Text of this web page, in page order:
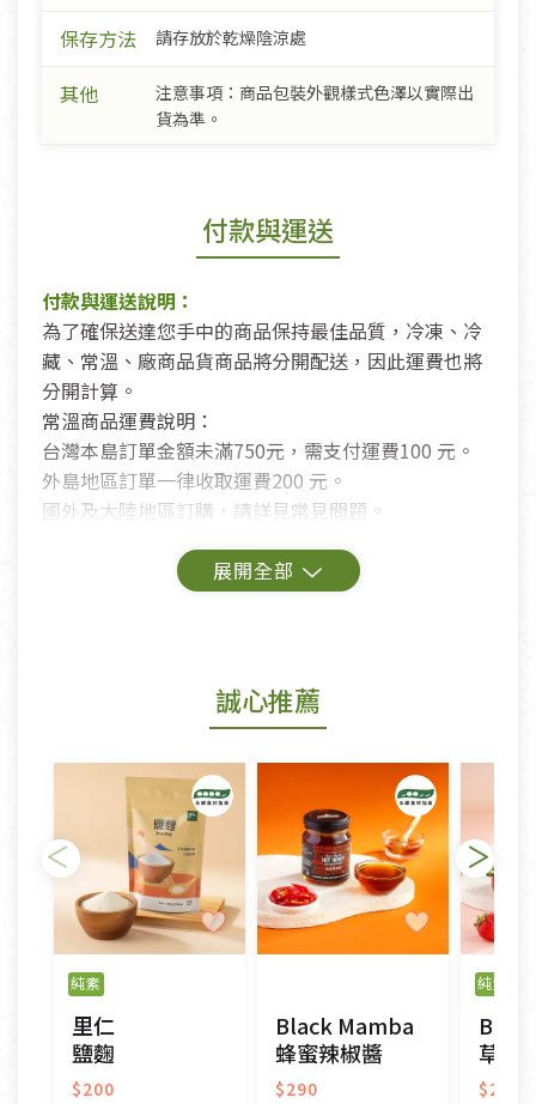
保存方法 請存放於乾燥陰涼處
其他
注意事項：商品包裝外觀樣式色澤以實際出
貨為準。
付款與運送
付款與運送說明：
為了確保送達您手中的商品保持最佳品質，冷凍、冷
藏、常溫、廠商品貨商品將分開配送，因此運費也將
分開計算。
常溫商品運費說明：
台灣本島訂單金額未滿750元，需支付運費100 元。
外島地區訂單一律收取運費200 元。
國外及大陸地區訂購，請詳見常見問題。
鑑賞期商品說明：
若您購買的商品有下列「不適用七天鑑賞期商品」情
形者，除商品瑕疵以外，恕不接受退換貨.
依消保法之規定提供該商品七天免費鑑賞期(含例假
日)的服務，原則上若商品未經使用或被汙損(除商品
瑕疵)，一般皆可申請退換貨。
不適用七天鑑賞期商品：
以數位或電磁紀錄形式儲存之商品、易於變質或損壞
之商品、以及性質上無法或不適合退換之商品：如
CD、VCD、DVD、電腦軟體，若產品瑕疵無法讀取僅
接受原片換新。
衣飾鞋類-如T恤，如於送達後水洗或污損者。
美容保養用品、內衣褲、襪子、口罩等私人消耗性產
誠心推薦
純素
里仁
鹽麴
$200
Black Mamba
蜂蜜辣椒醬
$290
純素
草莓
$290